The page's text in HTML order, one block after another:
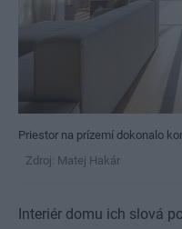
Priestor na prízemí dokonalo
Zdroj: Matej Hakár
Interiér domu ich slová